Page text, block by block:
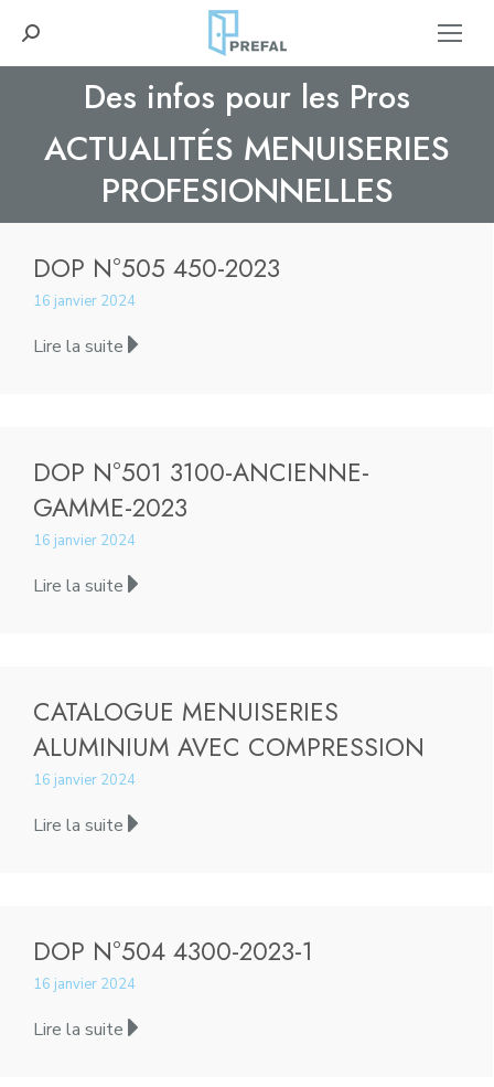
Recherche
:
Des infos pour les Pros
ACTUALITÉS MENUISERIES
PROFESIONNELLES
Vous êtes ici :
DOP N°505 450-2023
16 janvier 2024
Lire la suite
DOP N°501 3100-ANCIENNE-
GAMME-2023
16 janvier 2024
Lire la suite
CATALOGUE MENUISERIES
ALUMINIUM AVEC COMPRESSION
16 janvier 2024
Lire la suite
DOP N°504 4300-2023-1
16 janvier 2024
Lire la suite